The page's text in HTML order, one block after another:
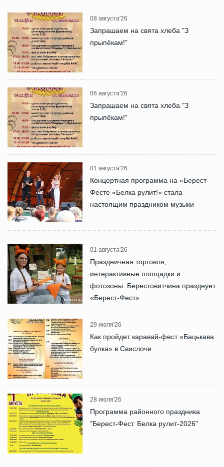
08 августа'26
Запрашаем на свята хлеба "З
прыпёкам!"
06 августа'26
Запрашаем на свята хлеба "З
прыпёкам!"
01 августа'26
Концертная программа на «Берест-
Фесте «Белка рулит!» стала
настоящим праздником музыки
01 августа'26
Праздничная торговля,
интерактивные площадки и
фотозоны. Берестовитчина празднует
«Берест-Фест»
29 июля'26
Как пройдет каравай-фест «Бацькава
булка» в Свислочи
28 июля'26
Программа районного праздника
"Берест-Фест. Белка рулит-2026"